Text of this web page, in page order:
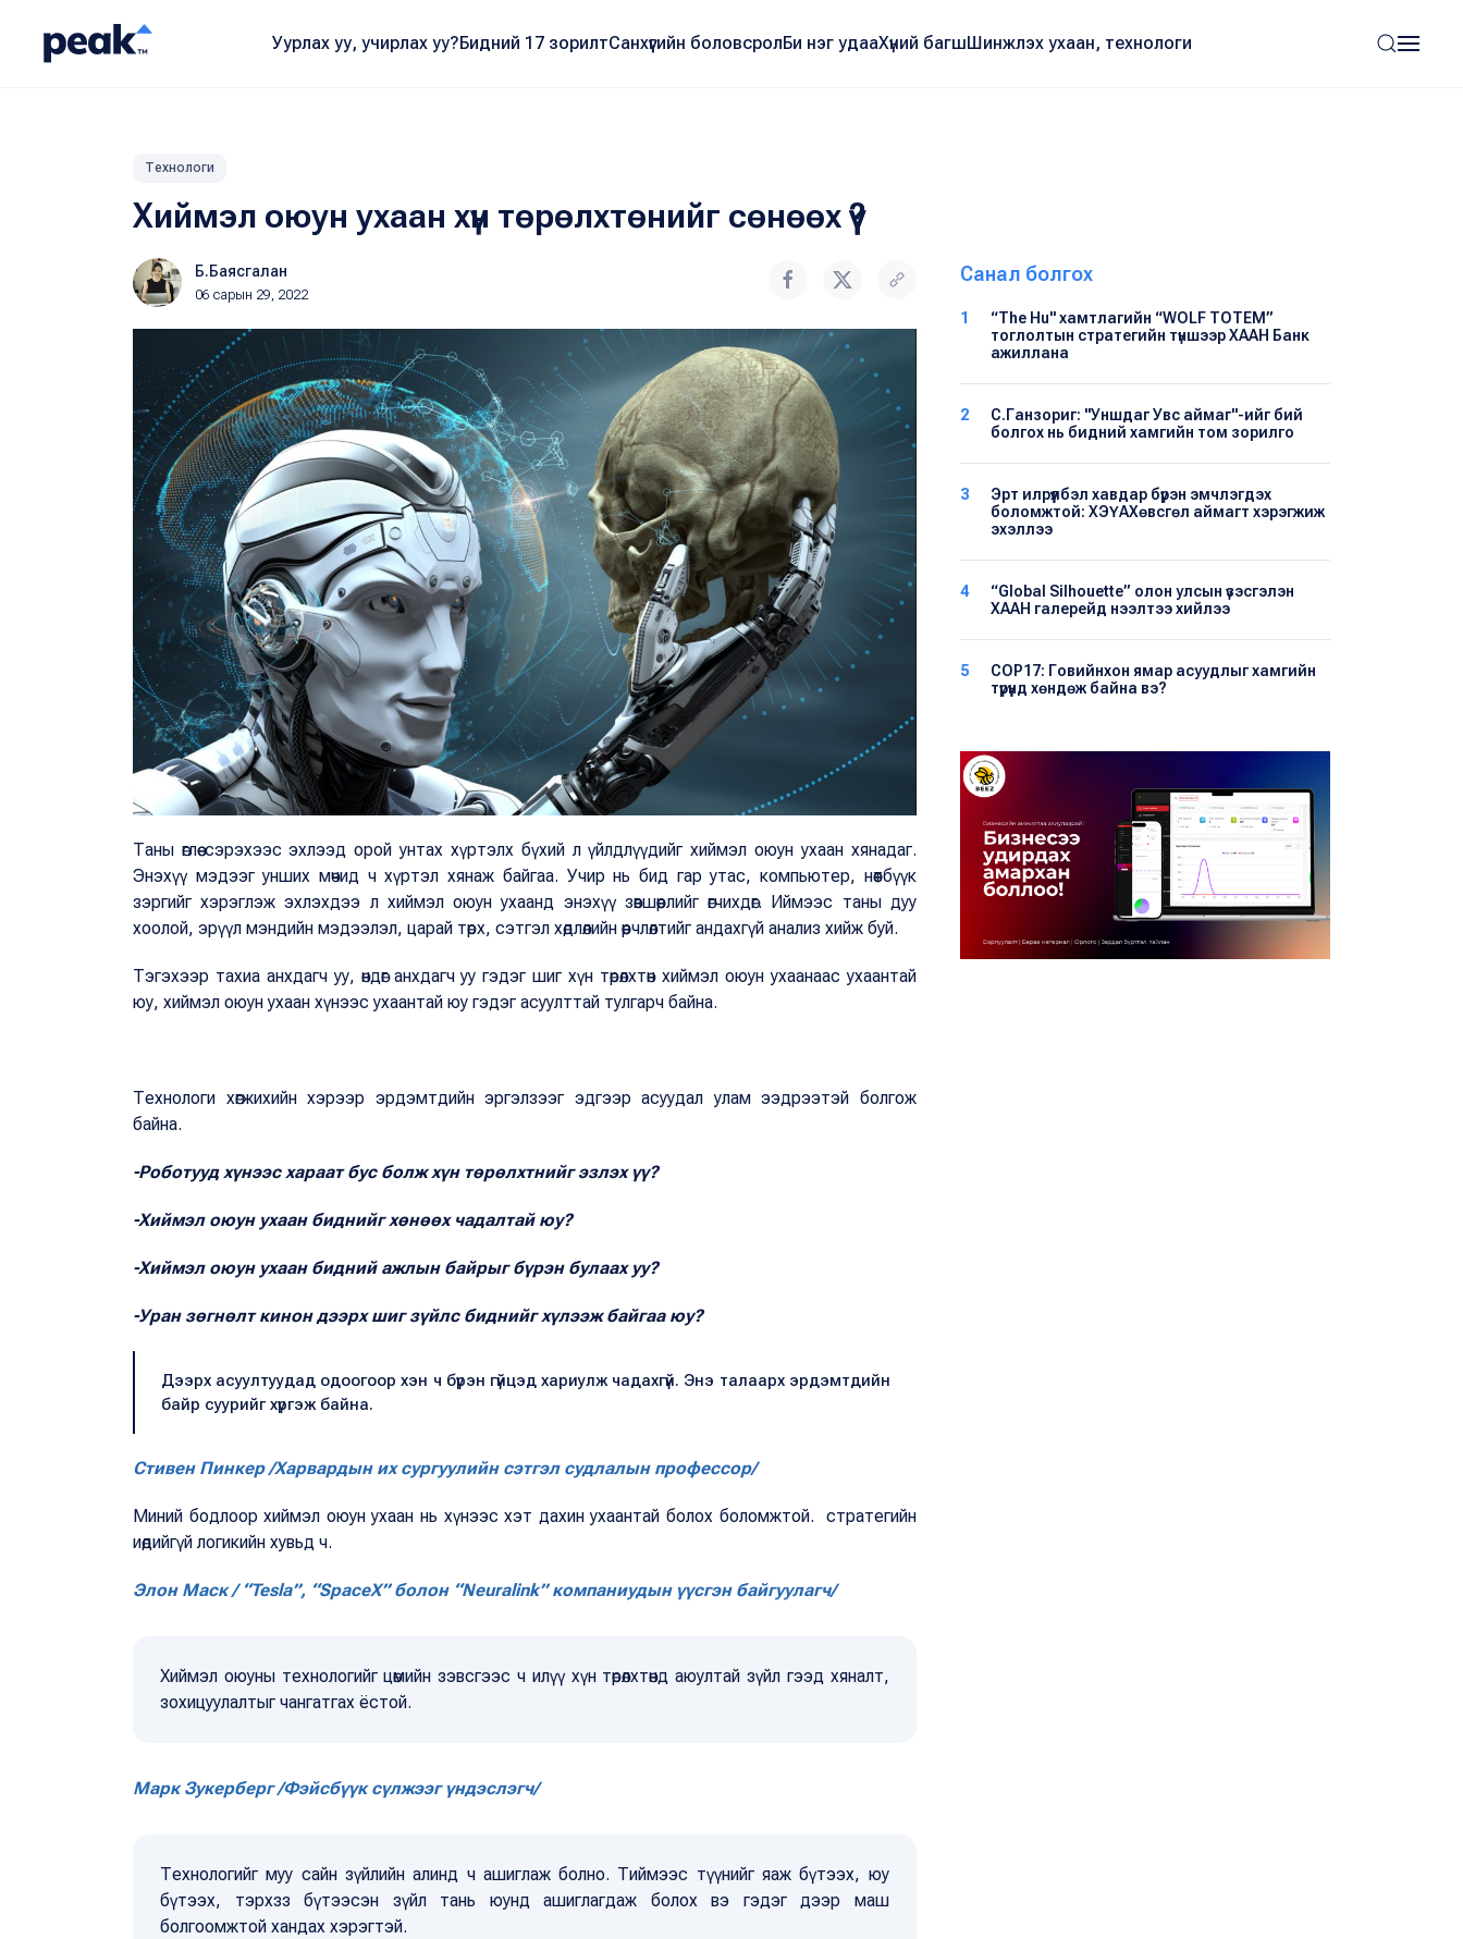
Уурлах уу, учирлах уу?Бидний 17 зорилтСанхүүгийн боловсролБи нэг удааХүний багшШинжлэх ухаан, технологи
Технологи
Хиймэл оюун ухаан хүн төрөлхтөнийг сөнөөх үү?
Б.Баясгалан
06 сарын 29, 2022
Таны өглөө сэрэхээс эхлээд орой унтах хүртэлх бүхий л үйлдлүүдийг хиймэл оюун ухаан хянадаг.
Энэхүү мэдээг унших мөчид ч хүртэл хянаж байгаа. Учир нь бид гар утас, компьютер, нөөтбүүк
зэргийг хэрэглэж эхлэхдээ л хиймэл оюун ухаанд энэхүү зөвшөөрлийг өгчихдөг. Иймээс таны дуу
хоолой, эрүүл мэндийн мэдээлэл, царай төрх, сэтгэл хөдлөлийн өөрчлөлтийг андахгүй анализ хийж буй.
Тэгэхээр тахиа анхдагч уу, өндөг анхдагч уу гэдэг шиг хүн төрөлхтөн хиймэл оюун ухаанаас ухаантай
юу, хиймэл оюун ухаан хүнээс ухаантай юу гэдэг асуулттай тулгарч байна.
Технологи хөгжихийн хэрээр эрдэмтдийн эргэлзээг эдгээр асуудал улам ээдрээтэй болгож
байна.
-Роботууд хүнээс хараат бус болж хүн төрөлхтнийг эзлэх үү?
-Хиймэл оюун ухаан биднийг хөнөөх чадалтай юу?
-Хиймэл оюун ухаан бидний ажлын байрыг бүрэн булаах уу?
-Уран зөгнөлт кинон дээрх шиг зүйлс биднийг хүлээж байгаа юу?
Дээрх асуултуудад одоогоор хэн ч бүрэн гүйцэд хариулж чадахгүй. Энэ талаарх эрдэмтдийн
байр суурийг хүргэж байна.
Стивен Пинкер /Харвардын их сургуулийн сэтгэл судлалын профессор/
Миний бодлоор хиймэл оюун ухаан нь хүнээс хэт дахин ухаантай болох боломжтой. стратегийн
иөдийгүй логикийн хувьд ч.
Элон Маск / “Tesla”, “SpaceX” болон “Neuralink” компаниудын үүсгэн байгуулагч/
Хиймэл оюуны технологийг цөмийн зэвсгээс ч илүү хүн төрөлхтөнд аюултай зүйл гээд хяналт,
зохицуулалтыг чангатгах ёстой.
Марк Зукерберг /Фэйсбүүк сүлжээг үндэслэгч/
Технологийг муу сайн зүйлийн алинд ч ашиглаж болно. Тиймээс түүнийг яаж бүтээх, юу
бүтээх, тэрхзз бүтээсэн зүйл тань юунд ашиглагдаж болох вэ гэдэг дээр маш
болгоомжтой хандах хэрэгтэй.
Санал болгох
1
“The Hu" хамтлагийн “WOLF TOTEM”
тоглолтын стратегийн түншээр ХААН Банк
ажиллана
2
С.Ганзориг: "Уншдаг Увс аймаг"-ийг бий
болгох нь бидний хамгийн том зорилго
3
Эрт илрүүлбэл хавдар бүрэн эмчлэгдэх
боломжтой: ХЭҮА​Хөвсгөл аймагт хэрэгжиж
эхэллээ
4
“Global Silhouette” олон улсын үзэсгэлэн
ХААН галерейд нээлтээ хийлээ
5
COP17: Говийнхон ямар асуудлыг хамгийн
түрүүнд хөндөж байна вэ?